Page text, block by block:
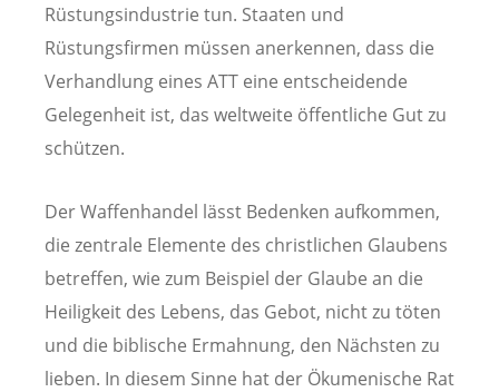
Rüstungsindustrie tun. Staaten und
Rüstungsfirmen müssen anerkennen, dass die
Verhandlung eines ATT eine entscheidende
Gelegenheit ist, das weltweite öffentliche Gut zu
schützen.
Der Waffenhandel lässt Bedenken aufkommen,
die zentrale Elemente des christlichen Glaubens
betreffen, wie zum Beispiel der Glaube an die
Heiligkeit des Lebens, das Gebot, nicht zu töten
und die biblische Ermahnung, den Nächsten zu
lieben. In diesem Sinne hat der Ökumenische Rat